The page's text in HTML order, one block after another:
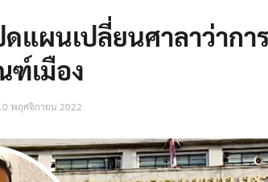
ดแผนเปลี่ยนศาลาว่ากา
เมือง
พฤศจิกายน 2022